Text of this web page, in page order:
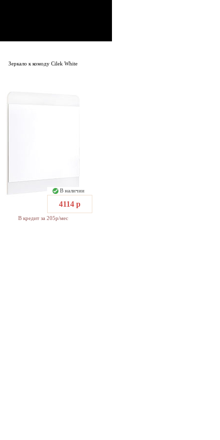
Зеркало к комоду Cilek White
В наличии
4114 р
В кредит за 205р/мес